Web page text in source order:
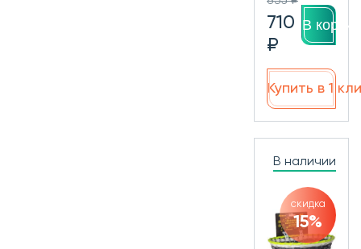
710
₽
В
Купить в 1
В наличии
скидка
15%